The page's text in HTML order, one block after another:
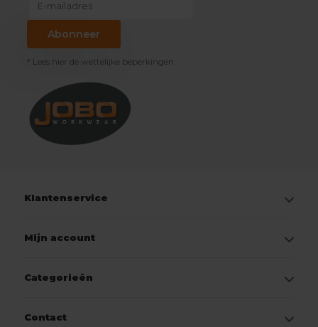
Abonneer
* Lees hier de wettelijke beperkingen
Klantenservice
Mijn account
Categorieën
Contact